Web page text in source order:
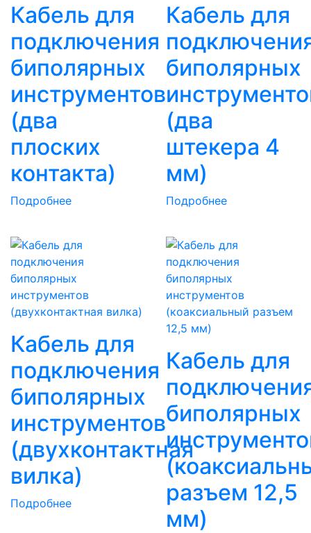
Кабель для
подключения
биполярных
инструментов
(два
плоских
контакта)
Подробнее
Кабель для
биполярных
(два
штекера 4
мм)
Подробнее
Кабель для
подключения
биполярных
инструментов
(двухконтактная
вилка)
Подробнее
Кабель для
биполярных
разъем 12,5
мм)